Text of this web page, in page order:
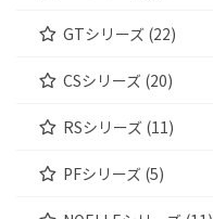
GTシリーズ (22)
CSシリーズ (20)
RSシリーズ (11)
PFシリーズ (5)